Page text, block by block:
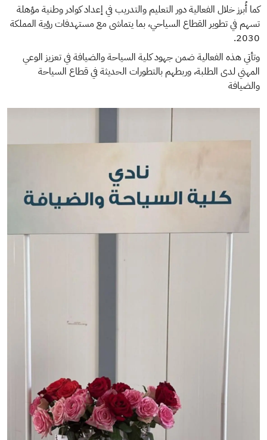
كما أُبرز خلال الفعالية دور التعليم والتدريب في إعداد كوادر وطنية مؤهلة
تسهم في تطوير القطاع السياحي، بما يتماشى مع مستهدفات رؤية المملكة
2030.
وتأتي هذه الفعالية ضمن جهود كلية السياحة والضيافة في تعزيز الوعي
المهني لدى الطلبة، وربطهم بالتطورات الحديثة في قطاع السياحة
والضيافة